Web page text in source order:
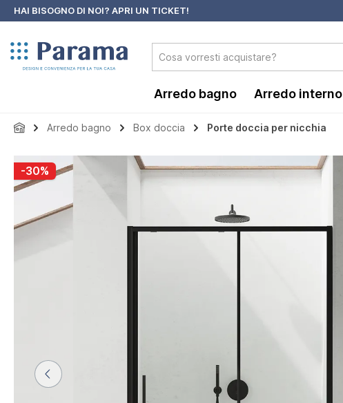
Passa alla navigazione principale
HAI BISOGNO DI NOI? APRI UN TICKET!
Arredo bagno Arredo interno
Arredo bagno Box doccia Porte doccia per nicchia
Salta la galleria di immagini
-30%